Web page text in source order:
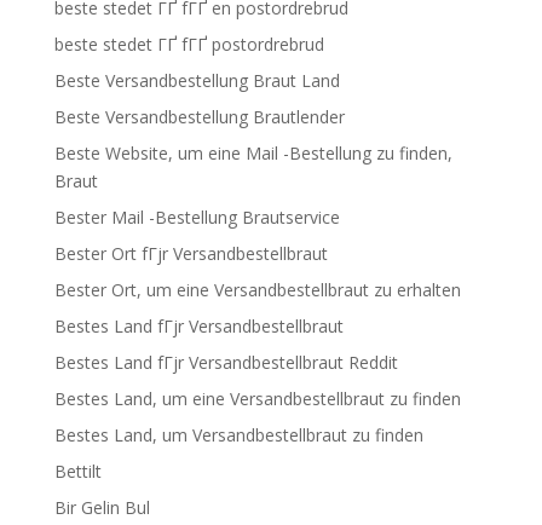
beste stedet ГҐ fГҐ en postordrebrud
beste stedet ГҐ fГҐ postordrebrud
Beste Versandbestellung Braut Land
Beste Versandbestellung Brautlender
Beste Website, um eine Mail -Bestellung zu finden,
Braut
Bester Mail -Bestellung Brautservice
Bester Ort fГјr Versandbestellbraut
Bester Ort, um eine Versandbestellbraut zu erhalten
Bestes Land fГјr Versandbestellbraut
Bestes Land fГјr Versandbestellbraut Reddit
Bestes Land, um eine Versandbestellbraut zu finden
Bestes Land, um Versandbestellbraut zu finden
Bettilt
Bir Gelin Bul